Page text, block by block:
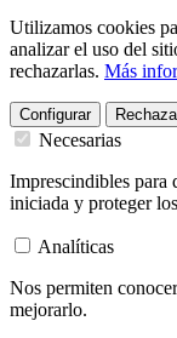
Utilizamos cookies
analizar el uso del
rechazarlas. Más
Configurar
Necesarias
Imprescindibles para
iniciada y proteger
Analíticas
Nos permiten
mejorarlo.